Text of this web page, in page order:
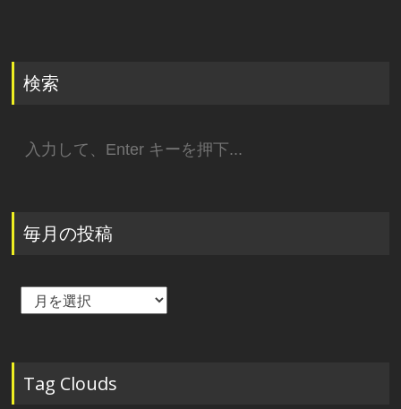
検索
索:
毎月の投稿
毎
稿
Tag Clouds